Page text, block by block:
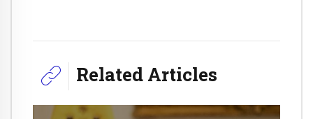
Related Articles